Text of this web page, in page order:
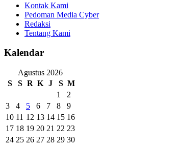
Kontak Kami
Pedoman Media Cyber
Redaksi
Tentang Kami
Kalendar
Agustus 2026
S
S R K J S M
1
2
3
4 5 6 7 8
9
10 11 12 13 14 15 16
17 18 19 20 21 22 23
24 25 26 27 28 29 30